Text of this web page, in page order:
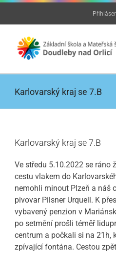
Přeskočit
Karlovarský kraj se 7.B
Karlovarský kraj se 7.B
Ve středu 5.10.2022 se ráno
cestu vlakem do
nemohli minout Plzeň a náš
pivovar Pilsner Urquell. K
vybavený penzion v
po setmění prošli téměř
centrum a počkali si na 21h,
zpívající fontána. Cestou